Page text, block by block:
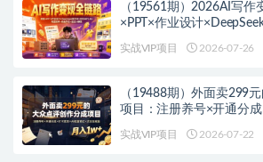
（19561期）2026AI写作
×PPT×作业设计
实战VIP项目 2026-07-26
（19488期）外面卖299
项目：注册养号×开通分
实战VIP项目 2026-07-22